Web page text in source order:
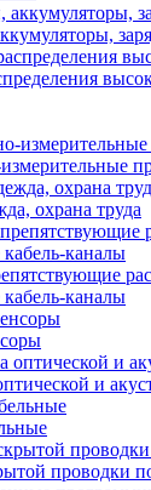
охрана труда
кабель-каналы
и
проводки